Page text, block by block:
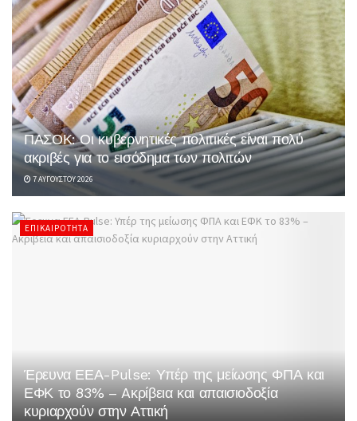
ΠΑΣΟΚ: Οι κυβερνητικές πολιτικές είναι πολύ
ακριβές για το εισόδημα των πολιτών
7 ΑΥΓΟΎΣΤΟΥ 2026
ΕΠΙΚΑΙΡΌΤΗΤΑ
Έρευνα ΕΕΑ-Pulse: Υπέρ της μείωσης ΦΠΑ και
ΕΦΚ το 83% – Aκρίβεια και απαισιοδοξία
κυριαρχούν στην Αττική